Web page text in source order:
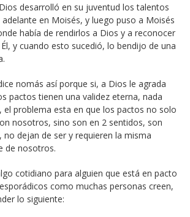
desarrolló en su juventud los talentos
en Moisés, y luego puso a Moisés
había de rendirlos a Dios y a reconocer
y cuando esto sucedió, lo bendijo de una
nomás así porque si, a Dios le agrada
pactos tienen una validez eterna, nada
el problema esta en que los pactos no solo
nosotros, sino son en 2 sentidos, son
no dejan de ser y requieren la misma
de nosotros.
cotidiano para alguien que está en pacto
como muchas personas creen,
lo siguiente: